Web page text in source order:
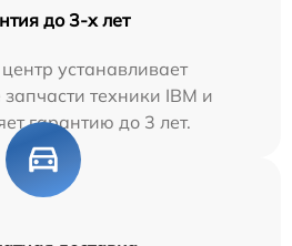
до 3-х лет
устанавливает
техники IBM и
гарантию до 3 лет.